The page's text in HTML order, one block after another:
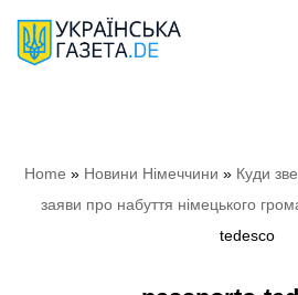
Перейти
Home » Новини Німеччини » Куди
заяви про набуття німецького
tedesco